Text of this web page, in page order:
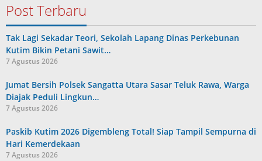
Post Terbaru
Tak Lagi Sekadar Teori, Sekolah Lapang Dinas Perkebunan
Kutim Bikin Petani Sawit…
7 Agustus 2026
Jumat Bersih Polsek Sangatta Utara Sasar Teluk Rawa, Warga
Diajak Peduli Lingkun…
7 Agustus 2026
Paskib Kutim 2026 Digembleng Total! Siap Tampil Sempurna di
Hari Kemerdekaan
7 Agustus 2026